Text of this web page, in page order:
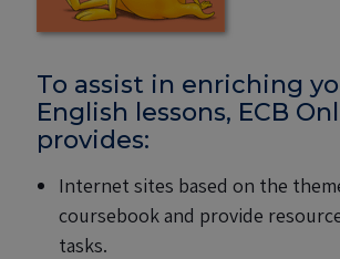
To assist in enriching
English lessons, ECB
provides:
Internet sites based on the
coursebook and provide
tasks.